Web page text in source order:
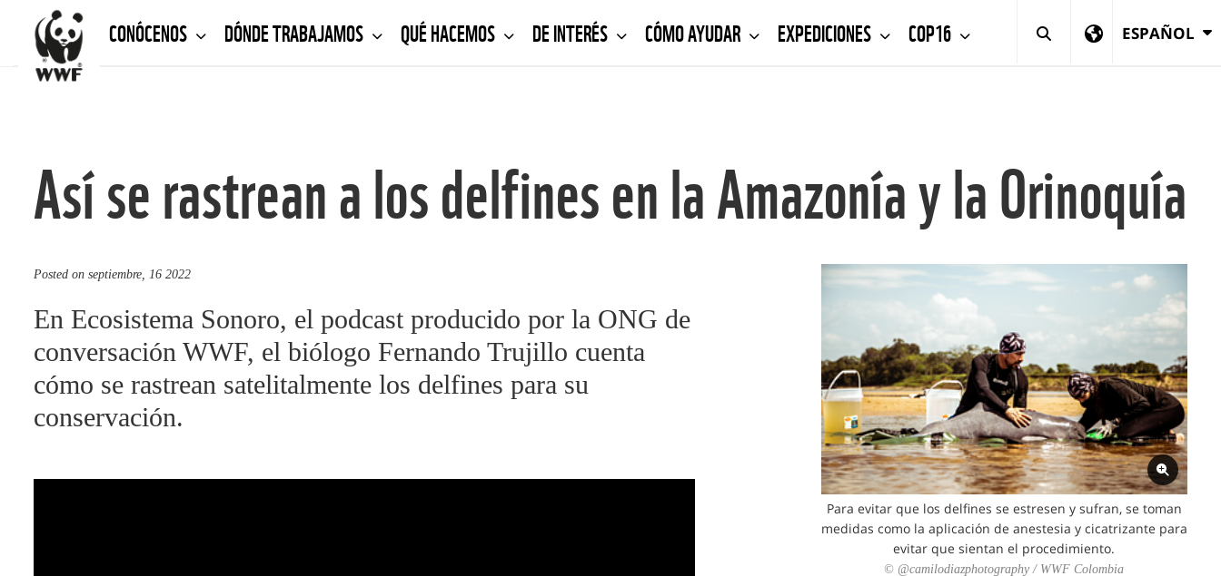
CONÓCENOS DÓNDE TRABAJAMOS QUÉ HACEMOS DE INTERÉS CÓMO AYUDAR EXPEDICIONES COP16 ESPAÑOL
Así se rastrean a los delfines en la Amazonía y la Orinoquía
Posted on septiembre, 16 2022
En Ecosistema Sonoro, el podcast producido por la ONG de
conversación WWF, el biólogo Fernando Trujillo cuenta
cómo se rastrean satelitalmente los delfines para su
conservación.
Para evitar que los delfines se estresen y sufran, se toman
medidas como la aplicación de anestesia y cicatrizante para
evitar que sientan el procedimiento.
© @camilodiazphotography / WWF Colombia